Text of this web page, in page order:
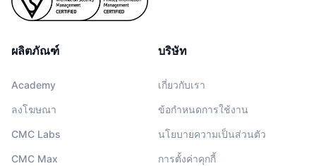
ผลิตภัณฑ์
Academy
ลงโฆษณา
CMC Labs
CMC Max
บริษัท
เกี่ยวกับเรา
ข้อกำหนดการใช้งาน
นโยบายความเป็นส่วนตัว
การตั้งค่าคุกกี้